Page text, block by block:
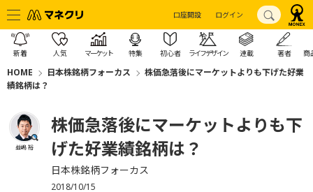
口座開設 ログイン
新着 人気 マーケット 特集 初心者 ライフデザイン 連載 著者 商
HOME 日本株銘柄フォーカス
株価急落後にマーケットよりも下げた好業
績銘柄は？
益嶋 裕
株価急落後にマーケットよりも下
げた好業績銘柄は？
日本株銘柄フォーカス
2018/10/15